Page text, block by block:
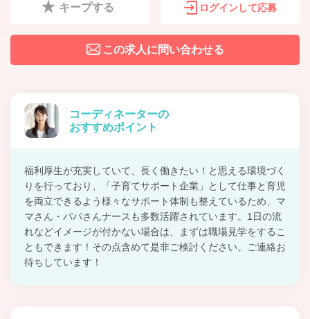
キープする ログインして応募
この求人に問い合わせる
コーディネーターの
おすすめポイント
福利厚生が充実していて、長く働きたい！と思える環境づく
りを行っており、「子育てサポート企業」として仕事と育児
を両立できるよう様々なサポート体制も整えているため、マ
マさん・パパさんナースも多数活躍されています。1日の流
れなどイメージが付かない場合は、まずは職場見学をするこ
ともできます！その点含めて是非ご検討ください。ご連絡お
待ちしています！